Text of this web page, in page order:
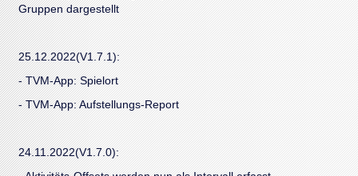
Gruppen dargestellt
25.12.2022(V1.7.1):
- TVM-App: Spielort
- TVM-App: Aufstellungs-Report
24.11.2022(V1.7.0):